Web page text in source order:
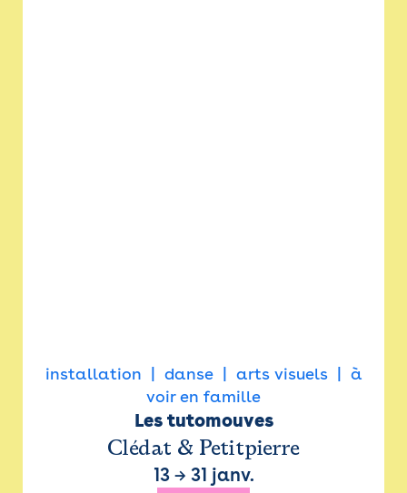
installation danse arts visuels
à
voir en famille
Les tutomouves
Clédat & Petitpierre
13→ 31 janv.